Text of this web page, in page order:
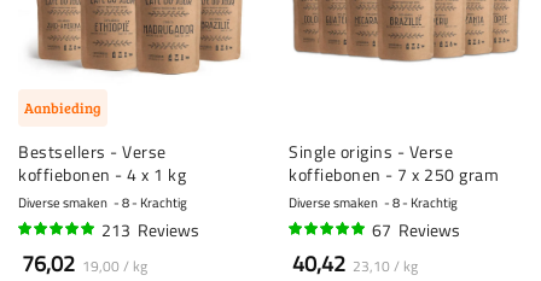
Aanbieding
Bestsellers - Verse
koffiebonen - 4 x 1 kg
Diverse smaken 8 - Krachtig
213 Reviews
76,02 19,00 / kg
Single origins - Verse
koffiebonen - 7 x 250 gram
Diverse smaken 8 - Krachtig
67 Reviews
40,42 23,10 / kg